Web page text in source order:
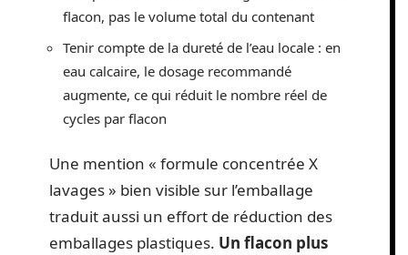
flacon, pas le volume total du contenant
Tenir compte de la dureté de l’eau locale : en
eau calcaire, le dosage recommandé
augmente, ce qui réduit le nombre réel de
cycles par flacon
Une mention « formule concentrée X
lavages » bien visible sur l’emballage
traduit aussi un effort de réduction des
emballages plastiques. Un flacon plus